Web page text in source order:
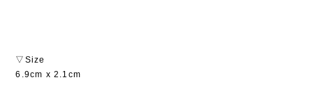
▽Size
6.9cm x 2.1cm